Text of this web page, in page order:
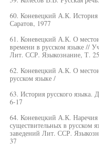
60. Коневецкий А.К.
Саратов, 1977
61. Коневецкий А.К. О
времени в русском языке //
Лит. ССР. Языкознание, Т.
62. Коневецкий А.К. О
русском языке /
63. История русского
6-17
64. Коневецкий А.К.
существительных в
заведений Лит. ССР.
37